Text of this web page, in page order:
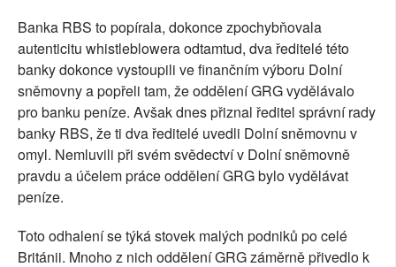
Banka RBS to popírala, dokonce zpochybňovala
autenticitu whistleblowera odtamtud, dva ředitelé této
banky dokonce vystoupili ve finančním výboru Dolní
sněmovny a popřeli tam, že oddělení GRG vydělávalo
pro banku peníze. Avšak dnes přiznal ředitel správní rady
banky RBS, že ti dva ředitelé uvedli Dolní sněmovnu v
omyl. Nemluvili při svém svědectví v Dolní sněmovně
pravdu a účelem práce oddělení GRG bylo vydělávat
peníze.
Toto odhalení se týká stovek malých podniků po celé
Británii. Mnoho z nich oddělení GRG záměrně přivedlo k